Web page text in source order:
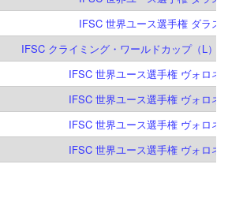
IFSC 世界ユース選手権 ダラス
IFSC クライミング・ワールドカップ（L）
IFSC 世界ユース選手権 ヴォロネ
IFSC 世界ユース選手権 ヴォロネ
IFSC 世界ユース選手権 ヴォロネ
IFSC 世界ユース選手権 ヴォロネ